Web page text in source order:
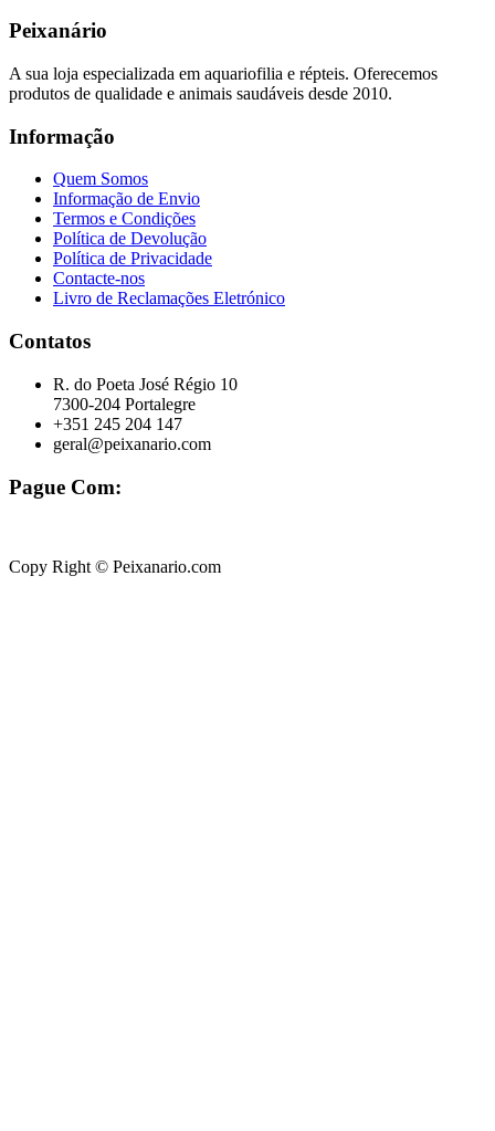
Peixanário
A sua loja especializada em aquariofilia e répteis. Oferecemos
produtos de qualidade e animais saudáveis desde 2010.
Informação
Quem Somos
Informação de Envio
Termos e Condições
Política de Devolução
Política de Privacidade
Contacte-nos
Livro de Reclamações Eletrónico
Contatos
R. do Poeta José Régio 10
7300-204 Portalegre
+351 245 204 147
geral@peixanario.com
Pague Com:
Copy Right © Peixanario.com